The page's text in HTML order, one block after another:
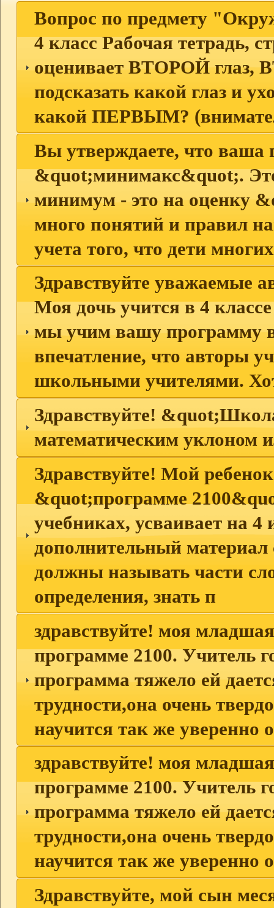
Вопрос по предмету
4 класс Рабочая тетрадь,
оценивает ВТОРОЙ глаз,
подсказать какой глаз и
какой ПЕРВЫМ?
Вы утверждаете, что ваша
&quot;минимакс&quot;.
минимум - это на оценку
много понятий и правил
учета того, что дети
Здравствуйте уважаемые
Моя дочь учится в 4
мы учим вашу программу
впечатление, что авторы
школьными учителями.
Здравствуйте!
математическим уклоном
Здравствуйте! Мой
&quot;программе
учебниках, усваивает на 4
дополнительный материал
должны называть части
определения, знать п
здравствуйте! моя
программе 2100. Учитель
программа тяжело ей
трудности,она очень
научится так же уверенно
здравствуйте! моя
программе 2100. Учитель
программа тяжело ей
трудности,она очень
научится так же уверенно
Здравствуйте, мой сын